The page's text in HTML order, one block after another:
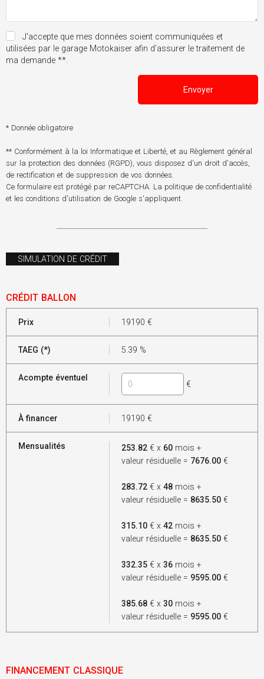
J'accepte que mes données soient communiquées et
utilisées par le garage Motokaiser afin d'assurer le traitement de
ma demande **.
Envoyer
* Donnée obligatoire
** Conformément à la loi Informatique et Liberté, et au Règlement général
sur la protection des données (RGPD), vous disposez d'un droit d'accès,
de rectification et de suppression de vos données.
Ce formulaire est protégé par reCAPTCHA. La politique de confidentialité
et les conditions d'utilisation de Google s'appliquent.
SIMULATION DE CRÉDIT
CRÉDIT BALLON
Prix 19190 €
TAEG (*) 5.39 %
Acompte éventuel
€
À financer 19190 €
Mensualités 253.82 € x 60 mois +
valeur résiduelle = 7676.00 €
283.72 € x48 mois +
valeur résiduelle = 8635.50 €
315.10 € x42 mois +
valeur résiduelle = 8635.50 €
332.35 € x36 mois +
valeur résiduelle = 9595.00 €
385.68 € x30 mois +
valeur résiduelle = 9595.00 €
FINANCEMENT CLASSIQUE